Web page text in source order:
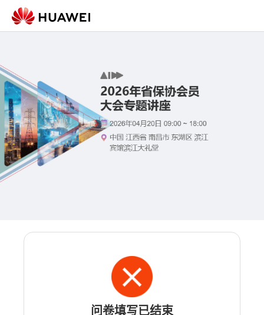
问卷填写已结束